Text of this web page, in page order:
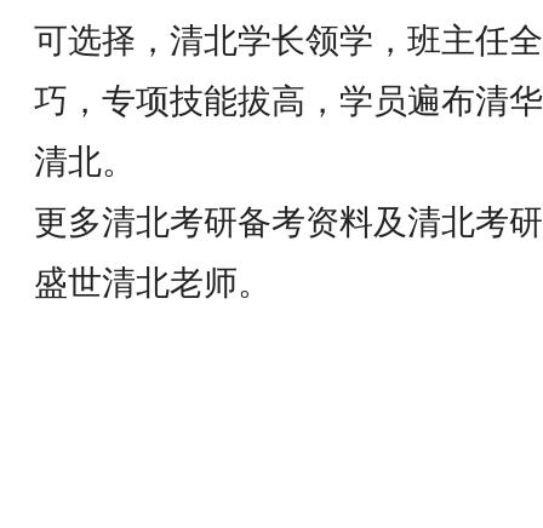
可选择，清北学长领学，班主任
巧，专项技能拔高，学员遍布清
清北。
更多清北考研备考资料及清北考
盛世清北老师。